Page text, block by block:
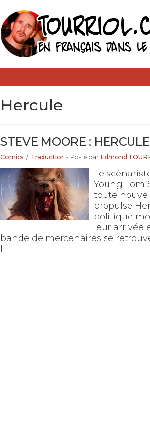
Hercule
STEVE MOORE :
Comics / Traduction - Posté par Edmond
Le
Young Tom
toute
propulse
politique
leur arrivée
bande de mercenaires se
II…